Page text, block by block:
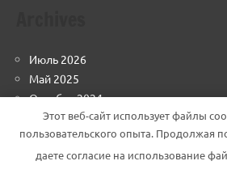
Июль 2026
Май 2025
Октябрь 2024
Сентябрь 2024
Август 2024
Июль 2024
Этот веб-сайт использует файлы
пользовательского опыта. Продолжая
даете согласие на использование